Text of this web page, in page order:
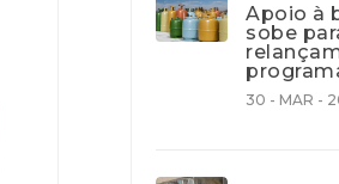
Apoio à
sobe
30 - MAR -